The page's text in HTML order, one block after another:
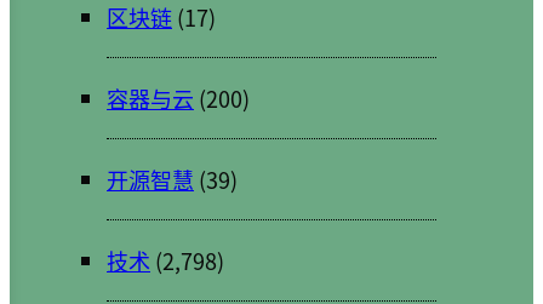
区块链(17)
容器与云 (200)
开源智慧 (39)
技术 (2,798)